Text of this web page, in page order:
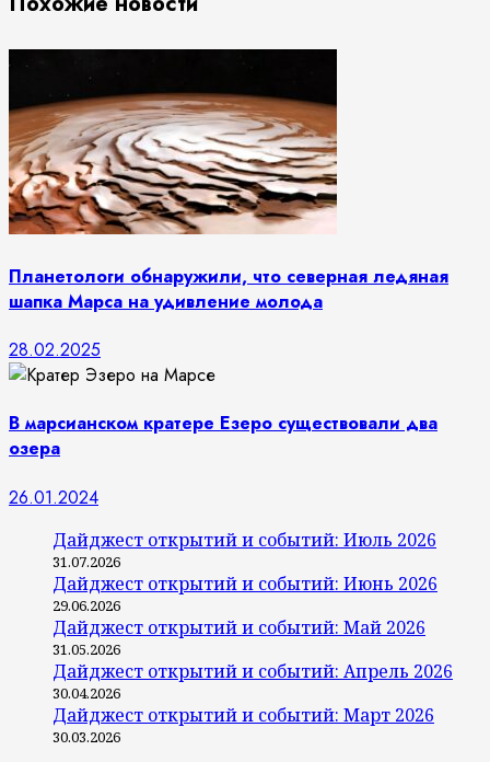
Планетологи обнаружили, что северная ледяная
шапка Марса на удивление молода
28.02.2025
В марсианском кратере Езеро существовали два
озера
26.01.2024
Дайджест открытий и событий: Июль 2026
31.07.2026
Дайджест открытий и событий: Июнь 2026
29.06.2026
Дайджест открытий и событий: Май 2026
31.05.2026
Дайджест открытий и событий: Апрель 2026
30.04.2026
Дайджест открытий и событий: Март 2026
30.03.2026